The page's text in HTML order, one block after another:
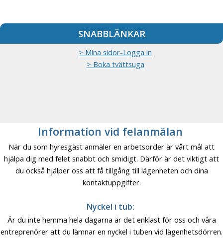
SNABBLÄNKAR
> Mina sidor-Logga in
> Boka tvättsuga
Information vid felanmälan
När du som hyresgäst anmäler en arbetsorder är vårt mål att
hjälpa dig med felet snabbt och smidigt. Därför är det viktigt att
du också hjälper oss att få tillgång till lägenheten och dina
kontaktuppgifter.
Nyckel i tub:
Är du inte hemma hela dagarna är det enklast för oss och våra
entreprenörer att du lämnar en nyckel i tuben vid lägenhetsdörren.